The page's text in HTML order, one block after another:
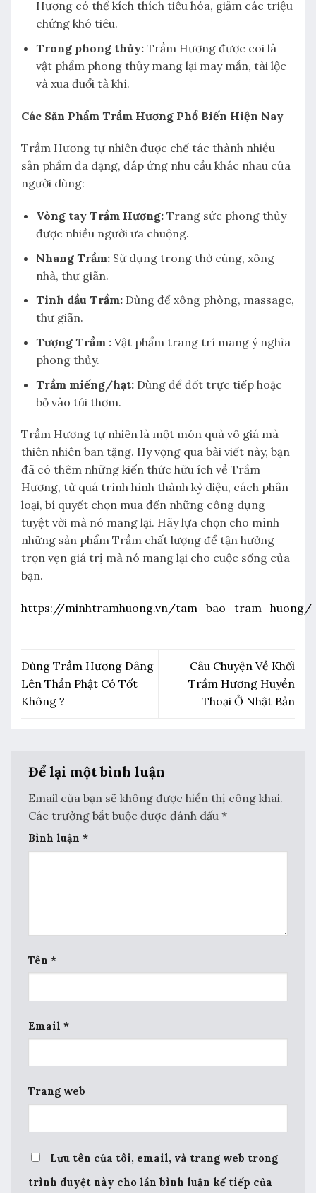
Hương có thể kích thích tiêu hóa, giảm các triệu
chứng khó tiêu.
Trong phong thủy:Trầm Hương được coi là
vật phẩm phong thủy mang lại may mắn, tài lộc
và xua đuổi tà khí.
Các Sản Phẩm Trầm Hương Phổ Biến Hiện Nay
Trầm Hương tự nhiên được chế tác thành nhiều
sản phẩm đa dạng, đáp ứng nhu cầu khác nhau của
người dùng:
Vòng tay Trầm Hương:Trang sức phong thủy
được nhiều người ưa chuộng.
Nhang Trầm:Sử dụng trong thờ cúng, xông
nhà, thư giãn.
Tinh dầu Trầm:Dùng để xông phòng, massage,
thư giãn.
Tượng Trầm :Vật phẩm trang trí mang ý nghĩa
phong thủy.
Trầm miếng/hạt:Dùng để đốt trực tiếp hoặc
bỏ vào túi thơm.
Trầm Hương tự nhiên là một món quà vô giá mà
thiên nhiên ban tặng. Hy vọng qua bài viết này, bạn
đã có thêm những kiến thức hữu ích về Trầm
Hương, từ quá trình hình thành kỳ diệu, cách phân
loại, bí quyết chọn mua đến những công dụng
tuyệt vời mà nó mang lại. Hãy lựa chọn cho mình
những sản phẩm Trầm chất lượng để tận hưởng
trọn vẹn giá trị mà nó mang lại cho cuộc sống của
bạn.
https://minhtramhuong.vn/tam_bao_tram_huong/
Dùng Trầm Hương Dâng
Lên Thần Phật Có Tốt
Không ?
Câu Chuyện Về Khối
Trầm Hương Huyền
Thoại Ở Nhật Bản
Để lại một bình luận
Email của bạn sẽ không được hiển thị công khai.
Các trường bắt buộc được đánh dấu *
Bình luận *
Tên *
Email *
Trang web
Lưu tên của tôi, email, và trang web trong
trình duyệt này cho lần bình luận kế tiếp của